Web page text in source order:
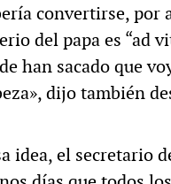
convertirse, por
del papa es “ad
han sacado que
dijo también
idea, el secretario